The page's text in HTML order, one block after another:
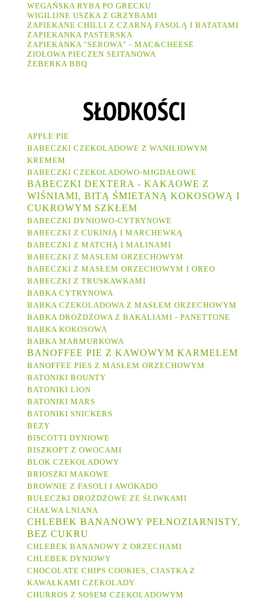
WEGAŃSKA RYBA PO GRECKU
WIGILIJNE USZKA Z GRZYBAMI
ZAPIEKANE CHILLI Z CZARNĄ FASOLĄ I BATATAMI
ZAPIEKANKA PASTERSKA
ZAPIEKANKA "SEROWA" - MAC&CHEESE
ZIOŁOWA PIECZEN SEITANOWA
ŻEBERKA BBQ
APPLE PIE
BABECZKI CZEKOLADOWE Z WANILIOWYM
KREMEM
BABECZKI CZEKOLADOWO-MIGDAŁOWE
BABECZKI DEXTERA - KAKAOWE Z
WIŚNIAMI, BITĄ ŚMIETANĄ KOKOSOWĄ I
CUKROWYM SZKŁEM
BABECZKI DYNIOWO-CYTRYNOWE
BABECZKI Z CUKINIĄ I MARCHEWKĄ
BABECZKI Z MATCHĄ I MALINAMI
BABECZKI Z MASŁEM ORZECHOWYM
BABECZKI Z MASŁEM ORZECHOWYM I OREO
BABECZKI Z TRUSKAWKAMI
BABKA CYTRYNOWA
BABKA CZEKOLADOWA Z MASŁEM ORZECHOWYM
BABKA DROŻDŻOWA Z BAKALIAMI - PANETTONE
BABKA KOKOSOWA
BABKA MARMURKOWA
BANOFFEE PIE Z KAWOWYM KARMELEM
BANOFFEE PIES Z MASŁEM ORZECHOWYM
BATONIKI BOUNTY
BATONIKI LION
BATONIKI MARS
BATONIKI SNICKERS
BEZY
BISCOTTI DYNIOWE
BISZKOPT Z OWOCAMI
BLOK CZEKOLADOWY
BRIOSZKI MAKOWE
BROWNIE Z FASOLI I AWOKADO
BUŁECZKI DROŻDŻOWE ZE ŚLIWKAMI
CHAŁWA LNIANA
CHLEBEK BANANOWY PEŁNOZIARNISTY,
BEZ CUKRU
CHLEBEK BANANOWY Z ORZECHAMI
CHLEBEK DYNIOWY
CHOCOLATE CHIPS COOKIES, CIASTKA Z
KAWAŁKAMI CZEKOLADY
CHURROS Z SOSEM CZEKOLADOWYM